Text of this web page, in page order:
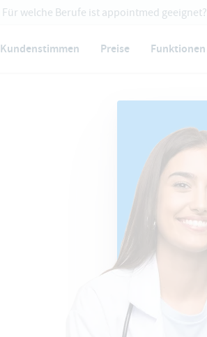
Für welche Berufe ist appointmed geeignet?
Kundenstimmen Preise Funktionen